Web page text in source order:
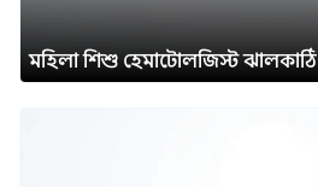
মহিলা শিশু হেমাটোলজিস্ট ঝালকাঠি